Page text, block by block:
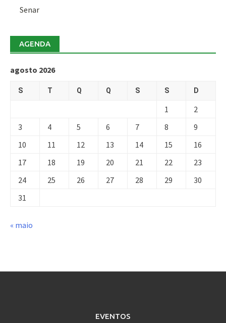
Senar
AGENDA
agosto 2026
S T Q Q S S D
1
2
3
4 5 6 7 8
9
10
11 12 13 14 15
16
17
18 19 20 21 22
23
24
25 26 27 28 29
30
31
« maio
EVENTOS